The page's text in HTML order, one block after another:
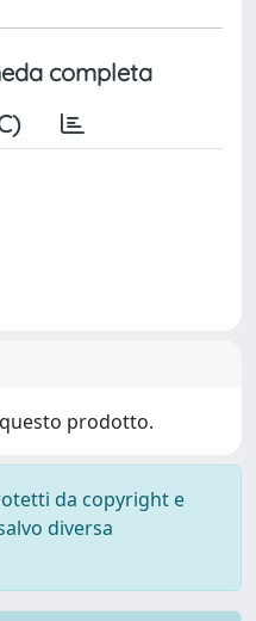
completa
prodotto.
da copyright e
diversa